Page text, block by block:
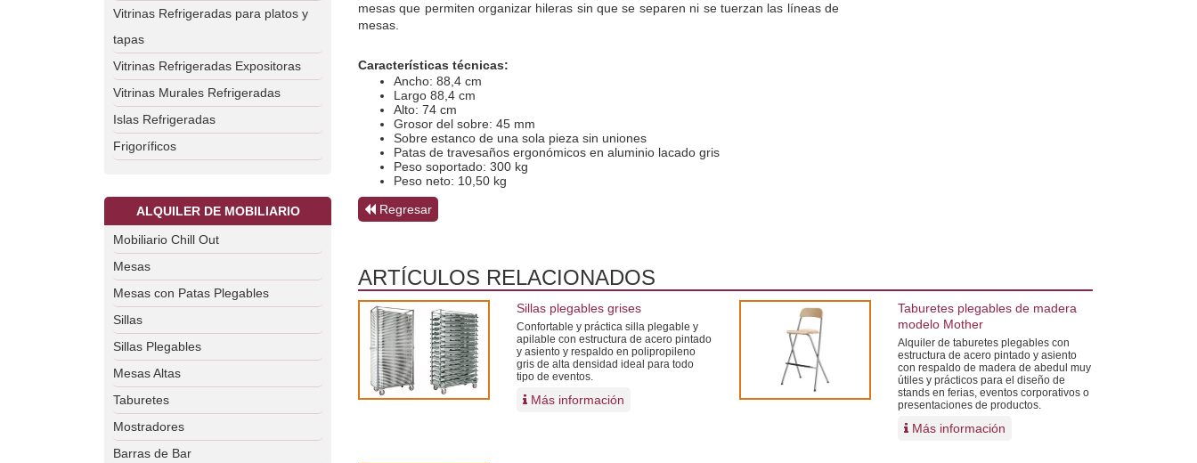
Vitrinas Refrigeradas para platos y
tapas
Vitrinas Refrigeradas Expositoras
Vitrinas Murales Refrigeradas
Islas Refrigeradas
Frigoríficos
ALQUILER DE MOBILIARIO
Mobiliario Chill Out
Mesas
Mesas con Patas Plegables
Sillas
Sillas Plegables
Mesas Altas
Taburetes
Mostradores
Barras de Bar
mesas que permiten organizar hileras sin que se separen ni se tuerzan las líneas de
mesas.
Características técnicas:
Ancho: 88,4 cm
Largo 88,4 cm
Alto: 74 cm
Grosor del sobre: 45 mm
Sobre estanco de una sola pieza sin uniones
Patas de travesaños ergonómicos en aluminio lacado gris
Peso soportado: 300 kg
Peso neto: 10,50 kg
Regresar
ARTÍCULOS RELACIONADOS
Sillas plegables grises
Confortable y práctica silla plegable y
apilable con estructura de acero pintado
y asiento y respaldo en polipropileno
gris de alta densidad ideal para todo
tipo de eventos.
Más información
Taburetes plegables de madera
modelo Mother
Alquiler de taburetes plegables con
estructura de acero pintado y asiento
con respaldo de madera de abedul muy
útiles y prácticos para el diseño de
stands en ferias, eventos corporativos o
presentaciones de productos.
Más información